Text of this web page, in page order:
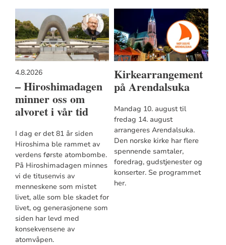
4.8.2026
– Hiroshimadagen
minner oss om
alvoret i vår tid
I dag er det 81 år siden
Hiroshima ble rammet av
verdens første atombombe.
På Hiroshimadagen minnes
vi de titusenvis av
menneskene som mistet
livet, alle som ble skadet for
livet, og generasjonene som
siden har levd med
konsekvensene av
atomvåpen.
Kirkearrangement
på Arendalsuka
Mandag 10. august til
fredag 14. august
arrangeres Arendalsuka.
Den norske kirke har flere
spennende samtaler,
foredrag, gudstjenester og
konserter. Se programmet
her.